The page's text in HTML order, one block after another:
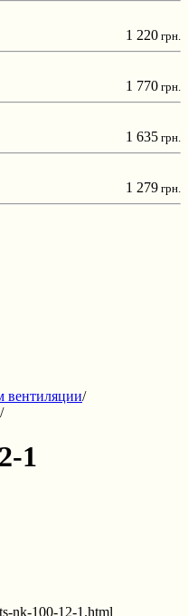
1 220 грн.
1 770 грн.
1 635 грн.
1 279 грн.
вентиляции/
/
1